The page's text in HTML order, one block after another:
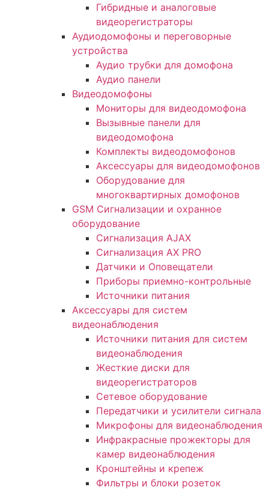
Гибридные и аналоговые
видеорегистраторы
Аудиодомофоны и переговорные
устройства
Аудио трубки для домофона
Аудио панели
Видеодомофоны
Мониторы для видеодомофона
Вызывные панели для
видеодомофона
Комплекты видеодомофонов
Аксессуары для видеодомофонов
Оборудование для
многоквартирных домофонов
GSM Сигнализации и охранное
оборудование
Сигнализация AJAX
Сигнализация AX PRO
Датчики и Оповещатели
Приборы приемно-контрольные
Источники питания
Аксессуары для систем
видеонаблюдения
Источники питания для систем
видеонаблюдения
Жесткие диски для
видеорегистраторов
Сетевое оборудование
Передатчики и усилители сигнала
Микрофоны для видеонаблюдения
Инфракрасные прожекторы для
камер видеонаблюдения
Кронштейны и крепеж
Фильтры и блоки розеток